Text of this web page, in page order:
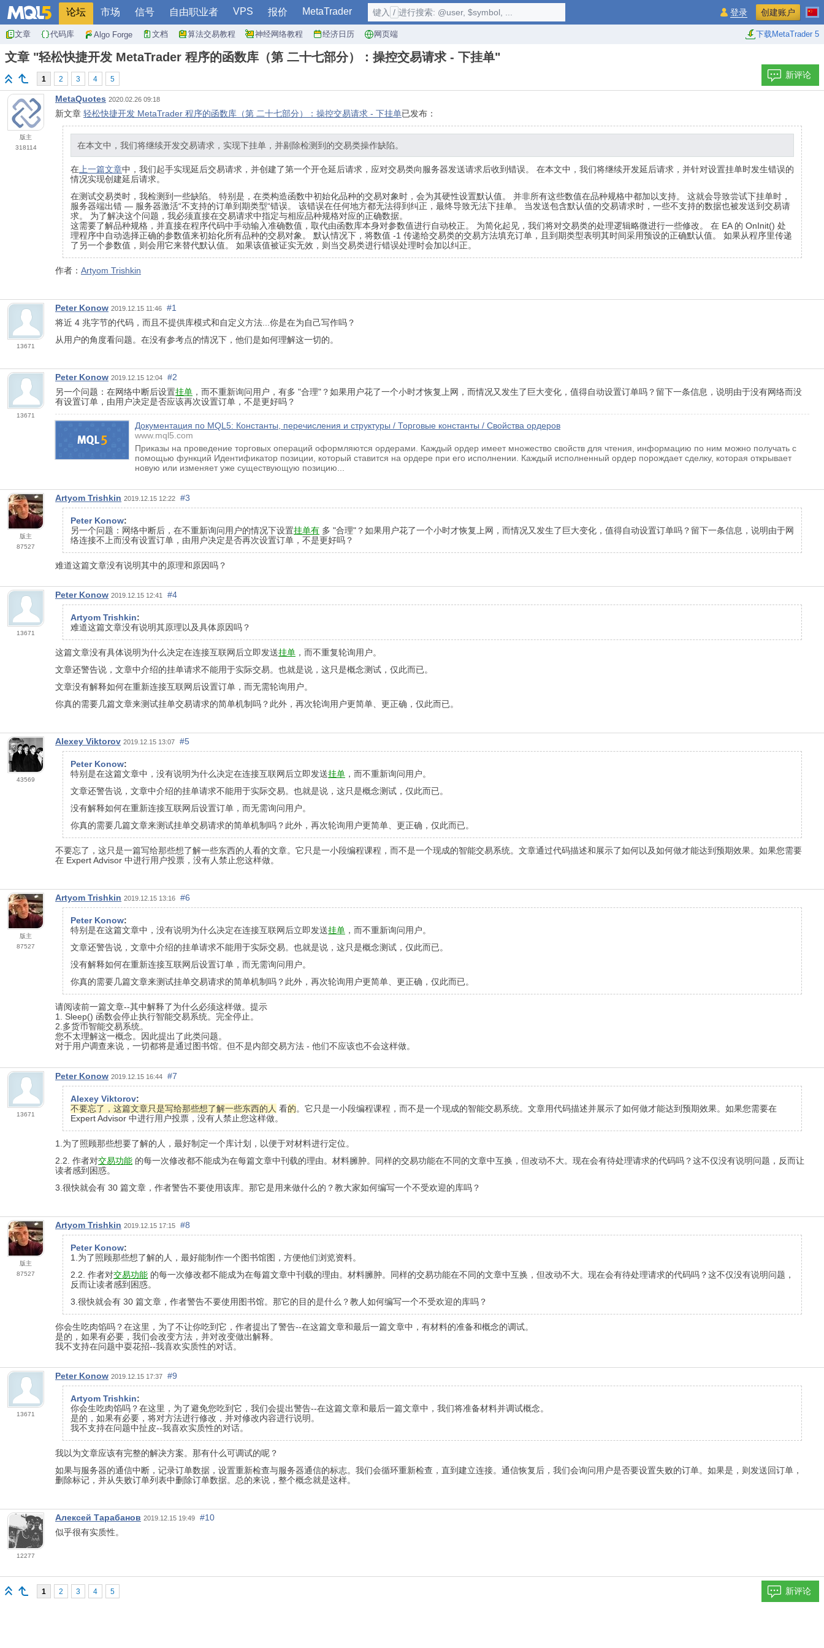
论坛 市场 信号 自由职业者 VPS 报价 MetaTrader
文章 代码库 Algo Forge 文档 算法交易教程 神经网络教程 经济日历 网页端 下载MetaTrader 5
键入 / 进行搜索: @user, $symbol, ... 登录 创建账户
文章 "轻松快捷开发 MetaTrader 程序的函数库（第 二十七部分）：操控交易请求 - 下挂单"
1 2 3 4 5 新评论
版主
318114
MetaQuotes 2020.02.26 09:18
新文章 轻松快捷开发 MetaTrader 程序的函数库（第 二十七部分）：操控交易请求 - 下挂单已发布：
在本文中，我们将继续开发交易请求，实现下挂单，并剔除检测到的交易类操作缺陷。
在上一篇文章中，我们起手实现延后交易请求，并创建了第一个开仓延后请求，应对交易类向服务器发送请求后收到错误。 在本文中，我们将继续开发延后请求，并针对设置挂单时发生错误的
情况实现创建延后请求。
在测试交易类时，我检测到一些缺陷。 特别是，在类构造函数中初始化品种的交易对象时，会为其硬性设置默认值。 并非所有这些数值在品种规格中都加以支持。 这就会导致尝试下挂单时，
服务器端出错 — 服务器激活“不支持的订单到期类型“错误。 该错误在任何地方都无法得到纠正，最终导致无法下挂单。 当发送包含默认值的交易请求时，一些不支持的数据也被发送到交易请
求。 为了解决这个问题，我必须直接在交易请求中指定与相应品种规格对应的正确数据。
这需要了解品种规格，并直接在程序代码中手动输入准确数值，取代由函数库本身对参数值进行自动校正。 为简化起见，我们将对交易类的处理逻辑略微进行一些修改。 在 EA 的 OnInit() 处
理程序中自动选择正确的参数值来初始化所有品种的交易对象。 默认情况下，将数值 -1 传递给交易类的交易方法填充订单，且到期类型表明其时间采用预设的正确默认值。 如果从程序里传递
了另一个参数值，则会用它来替代默认值。 如果该值被证实无效，则当交易类进行错误处理时会加以纠正。
作者： Artyom Trishkin
13671
Реter Konow 2019.12.15 11:46
#1
将近 4 兆字节的代码，而且不提供库模式和自定义方法...你是在为自己写作吗？
从用户的角度看问题。在没有参考点的情况下，他们是如何理解这一切的。
13671
Реter Konow 2019.12.15 12:04
#2
另一个问题：在网络中断后设置挂单 ，而不重新询问用户，有多 "合理"？如果用户花了一个小时才恢复上网，而情况又发生了巨大变化，值得自动设置订单吗？留下一条信息，说明由于没有网络而没
有设置订单，由用户决定是否应该再次设置订单，不是更好吗？
Документация по MQL5: Константы, перечисления и структуры / Торговые константы / Свойства ордеров
www.mql5.com
Приказы на проведение торговых операций оформляются ордерами. Каждый ордер имеет множество свойств для чтения, информацию по ним можно получать с
помощью функций Идентификатор позиции, который ставится на ордере при его исполнении. Каждый исполненный ордер порождает сделку, которая открывает
новую или изменяет уже существующую позицию...
版主
87527
Artyom Trishkin 2019.12.15 12:22 #3
Реter Konow:
另一个问题：网络中断后，在不重新询问用户的情况下设置挂单有 多 "合理"？如果用户花了一个小时才恢复上网，而情况又发生了巨大变化，值得自动设置订单吗？留下一条信息，说明由于网
络连接不上而没有设置订单，由用户决定是否再次设置订单，不是更好吗？
难道这篇文章没有说明其中的原理和原因吗？
13671
Реter Konow 2019.12.15 12:41 #4
Artyom Trishkin:
难道这篇文章没有说明其原理以及具体原因吗？
这篇文章没有具体说明为什么决定在连接互联网后立即发送挂单 ，而不重复轮询用户。
文章还警告说，文章中介绍的挂单请求不能用于实际交易。也就是说，这只是概念测试，仅此而已。
文章没有解释如何在重新连接互联网后设置订单，而无需轮询用户。
你真的需要几篇文章来测试挂单交易请求的简单机制吗？此外，再次轮询用户更简单、更正确，仅此而已。
43569
Alexey Viktorov 2019.12.15 13:07 #5
Реter Konow:
特别是在这篇文章中，没有说明为什么决定在连接互联网后立即发送挂单 ，而不重新询问用户。
文章还警告说，文章中介绍的挂单请求不能用于实际交易。也就是说，这只是概念测试，仅此而已。
没有解释如何在重新连接互联网后设置订单，而无需询问用户。
你真的需要几篇文章来测试挂单交易请求的简单机制吗？此外，再次轮询用户更简单、更正确，仅此而已。
不要忘了，这只是一篇写给那些想了解一些东西的人看的文章。它只是一小段编程课程，而不是一个现成的智能交易系统。文章通过代码描述和展示了如何以及如何做才能达到预期效果。如果您需要
在 Expert Advisor 中进行用户投票，没有人禁止您这样做。
版主
87527
Artyom Trishkin 2019.12.15 13:16 #6
Реter Konow:
特别是在这篇文章中，没有说明为什么决定在连接互联网后立即发送挂单 ，而不重新询问用户。
文章还警告说，文章中介绍的挂单请求不能用于实际交易。也就是说，这只是概念测试，仅此而已。
没有解释如何在重新连接互联网后设置订单，而无需询问用户。
你真的需要几篇文章来测试挂单交易请求的简单机制吗？此外，再次轮询用户更简单、更正确，仅此而已。
请阅读前一篇文章--其中解释了为什么必须这样做。提示
1. Sleep() 函数会停止执行智能交易系统。完全停止。
2.多货币智能交易系统。
您不太理解这一概念。因此提出了此类问题。
对于用户调查来说，一切都将是通过图书馆。但不是内部交易方法 - 他们不应该也不会这样做。
13671
Реter Konow 2019.12.15 16:44 #7
Alexey Viktorov:
不要忘了，这篇文章只是写给那些想了解一些东西的人 看的。它只是一小段编程课程，而不是一个现成的智能交易系统。文章用代码描述并展示了如何做才能达到预期效果。如果您需要在
Expert Advisor 中进行用户投票，没有人禁止您这样做。
1.为了照顾那些想要了解的人，最好制定一个库计划，以便于对材料进行定位。
2.2. 作者对交易功能 的每一次修改都不能成为在每篇文章中刊载的理由。材料臃肿。同样的交易功能在不同的文章中互换，但改动不大。现在会有待处理请求的代码吗？这不仅没有说明问题，反而让
读者感到困惑。
3.很快就会有 30 篇文章，作者警告不要使用该库。那它是用来做什么的？教大家如何编写一个不受欢迎的库吗？
版主
87527
Artyom Trishkin 2019.12.15 17:15 #8
Реter Konow:
1.为了照顾那些想了解的人，最好能制作一个图书馆图，方便他们浏览资料。
2.2. 作者对交易功能 的每一次修改都不能成为在每篇文章中刊载的理由。材料臃肿。同样的交易功能在不同的文章中互换，但改动不大。现在会有待处理请求的代码吗？这不仅没有说明问题，
反而让读者感到困惑。
3.很快就会有 30 篇文章，作者警告不要使用图书馆。那它的目的是什么？教人如何编写一个不受欢迎的库吗？
你会生吃肉馅吗？在这里，为了不让你吃到它，作者提出了警告--在这篇文章和最后一篇文章中，有材料的准备和概念的调试。
是的，如果有必要，我们会改变方法，并对改变做出解释。
我不支持在问题中耍花招--我喜欢实质性的对话。
13671
Реter Konow 2019.12.15 17:37 #9
Artyom Trishkin:
你会生吃肉馅吗？在这里，为了避免您吃到它，我们会提出警告--在这篇文章和最后一篇文章中，我们将准备材料并调试概念。
是的，如果有必要，将对方法进行修改，并对修改内容进行说明。
我不支持在问题中扯皮--我喜欢实质性的对话。
我以为文章应该有完整的解决方案。那有什么可调试的呢？
如果与服务器的通信中断，记录订单数据，设置重新检查与服务器通信的标志。我们会循环重新检查，直到建立连接。通信恢复后，我们会询问用户是否要设置失败的订单。如果是，则发送回订单，
删除标记，并从失败订单列表中删除订单数据。总的来说，整个概念就是这样。
12277
Алексей Тарабанов 2019.12.15 19:49
#10
似乎很有实质性。
1 2 3 4 5 新评论